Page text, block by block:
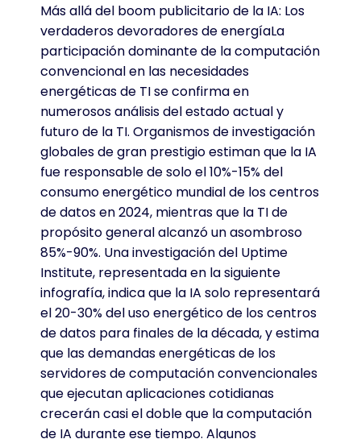
Más allá del boom publicitario de la IA: Los
verdaderos devoradores de energíaLa
participación dominante de la computación
convencional en las necesidades
energéticas de TI se confirma en
numerosos análisis del estado actual y
futuro de la TI. Organismos de investigación
globales de gran prestigio estiman que la IA
fue responsable de solo el 10%-15% del
consumo energético mundial de los centros
de datos en 2024, mientras que la TI de
propósito general alcanzó un asombroso
85%-90%. Una investigación del Uptime
Institute, representada en la siguiente
infografía, indica que la IA solo representará
el 20-30% del uso energético de los centros
de datos para finales de la década, y estima
que las demandas energéticas de los
servidores de computación convencionales
que ejecutan aplicaciones cotidianas
crecerán casi el doble que la computación
de IA durante ese tiempo. Algunos